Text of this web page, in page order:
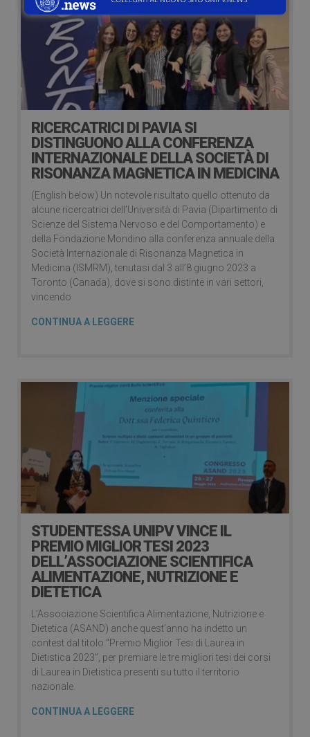
RICERCATRICI DI PAVIA SI
DISTINGUONO ALLA CONFERENZA
INTERNAZIONALE DELLA SOCIETÀ DI
RISONANZA MAGNETICA IN MEDICINA
(English below) Un notevole risultato quello ottenuto da
alcune ricercatrici dell’Università di Pavia (Dipartimento di
Scienze del Sistema Nervoso e del Comportamento) e
della Fondazione Mondino alla conferenza annuale della
Società Internazionale di Risonanza Magnetica in
Medicina (ISMRM), tenutasi dal 3 all’8 giugno 2023 a
Toronto (Canada), dove si sono distinte in vari settori,
vincendo
CONTINUA A LEGGERE
STUDENTESSA UNIPV VINCE IL
PREMIO MIGLIOR TESI 2023
DELL’ASSOCIAZIONE SCIENTIFICA
ALIMENTAZIONE, NUTRIZIONE E
DIETETICA
L’Associazione Scientifica Alimentazione, Nutrizione e
Dietetica (ASAND) anche quest’anno ha indetto un
contest dal titolo “Premio Miglior Tesi di Laurea in
Dietistica 2023”, per premiare le tre migliori tesi dei corsi
di Laurea in Dietistica presenti su tutto il territorio
nazionale.
CONTINUA A LEGGERE